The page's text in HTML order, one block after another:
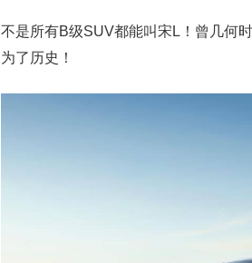
不是所有B级SUV都能叫宋L！曾几何
为了历史！